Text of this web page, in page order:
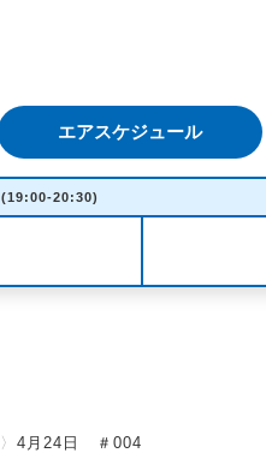
エアスケジュール
(19:00-20:30)
〉 4月24日 ＃004